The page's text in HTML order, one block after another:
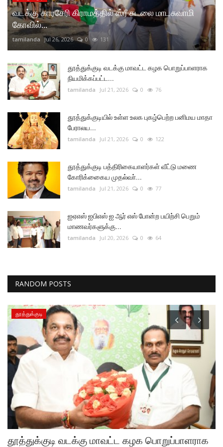
வடக்கு காரசேரி கிராமத்தில் ஸ்ரீ சுடலை மாடசுவாமி
கோவில்...
tamilanda Jul 26, 2026 0 131
தூத்துக்குடி வடக்கு மாவட்ட கழக பொறுப்பாளராக
நியமிக்கப்பட்ட...
tamilanda Jul 21, 2026 0 76
தூத்துக்குடியில் உள்ள உலக புகழ்பெற்ற பனிமய மாதா
பேராலய...
tamilanda Jul 21, 2026 0 122
தூத்துக்குடி பத்திரிகையாளர்கள் வீட்டு மணை
கோரிக்கைைய முதல்வா்...
tamilanda Jul 21, 2026 0 77
ஐஏஎஸ் ஐபிஎஸ் ஐ ஆர் எஸ் போன்ற பயிற்சி பெறும்
மாணவர்களுக்கு...
tamilanda Jul 20, 2026 0 64
RANDOM POSTS
தூத்துக்குடி
தூத்துக்குடி வடக்கு மாவட்ட கழக பொறுப்பாளராக